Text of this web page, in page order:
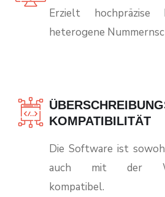
Erzielt hochpräzise
heterogene
KOMPATIBILITÄT
Die Software ist
auch mit der
kompatibel.